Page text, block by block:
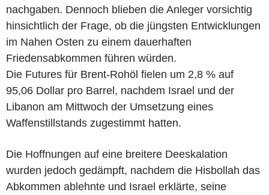
nachgaben. Dennoch blieben die Anleger vorsichtig
hinsichtlich der Frage, ob die jüngsten Entwicklungen
im Nahen Osten zu einem dauerhaften
Friedensabkommen führen würden.
Die Futures für Brent-Rohöl fielen um 2,8 % auf
95,06 Dollar pro Barrel, nachdem Israel und der
Libanon am Mittwoch der Umsetzung eines
Waffenstillstands zugestimmt hatten.
Die Hoffnungen auf eine breitere Deeskalation
wurden jedoch gedämpft, nachdem die Hisbollah das
Abkommen ablehnte und Israel erklärte, seine